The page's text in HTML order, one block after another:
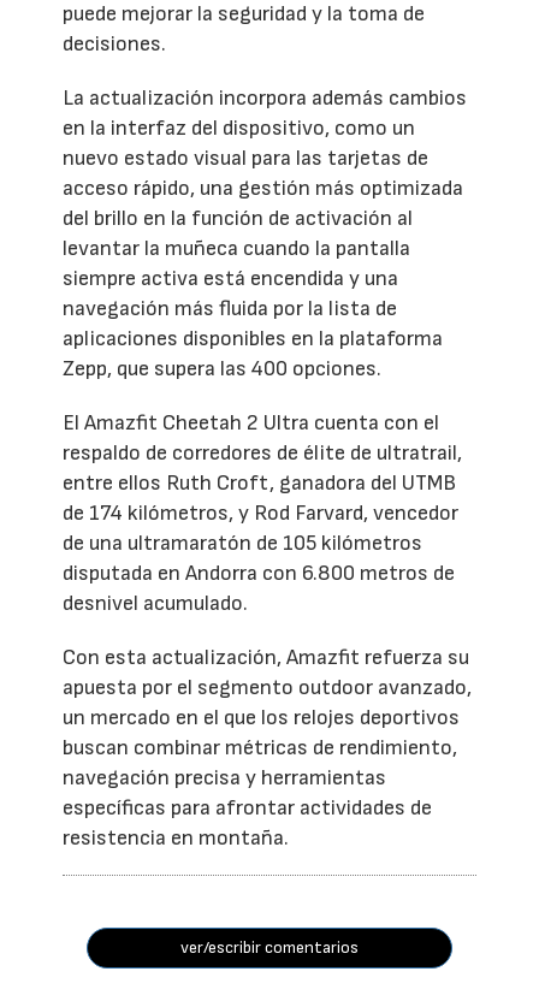
puede mejorar la seguridad y la toma de
decisiones.
La actualización incorpora además cambios
en la interfaz del dispositivo, como un
nuevo estado visual para las tarjetas de
acceso rápido, una gestión más optimizada
del brillo en la función de activación al
levantar la muñeca cuando la pantalla
siempre activa está encendida y una
navegación más fluida por la lista de
aplicaciones disponibles en la plataforma
Zepp, que supera las 400 opciones.
El Amazfit Cheetah 2 Ultra cuenta con el
respaldo de corredores de élite de ultratrail,
entre ellos Ruth Croft, ganadora del UTMB
de 174 kilómetros, y Rod Farvard, vencedor
de una ultramaratón de 105 kilómetros
disputada en Andorra con 6.800 metros de
desnivel acumulado.
Con esta actualización, Amazfit refuerza su
apuesta por el segmento outdoor avanzado,
un mercado en el que los relojes deportivos
buscan combinar métricas de rendimiento,
navegación precisa y herramientas
específicas para afrontar actividades de
resistencia en montaña.
ver/escribir comentarios